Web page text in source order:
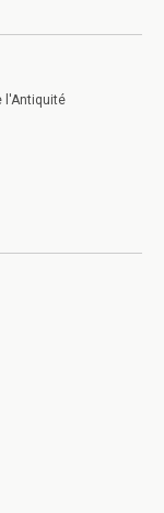
l'Antiquité